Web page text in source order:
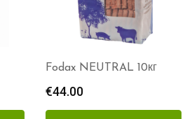
Fodax NEUTRAL 10кг
€44.00